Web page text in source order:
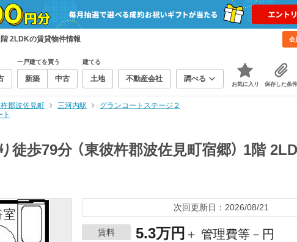
2LDKの賃貸物件情報 会
一戸建てを買う
新築 中古
建てる
土地 不動産会社 調べる
お気に入り 保存した条件
郡波佐見町 三河内駅
グランコートステージ２
歩79分 （東彼杵郡波佐見町宿郷） 1階
次回更新日：2026/08/21
賃料 5.3万円 ＋ 管理費等－円